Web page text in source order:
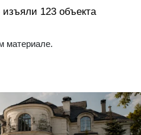
123 объекта
материале.